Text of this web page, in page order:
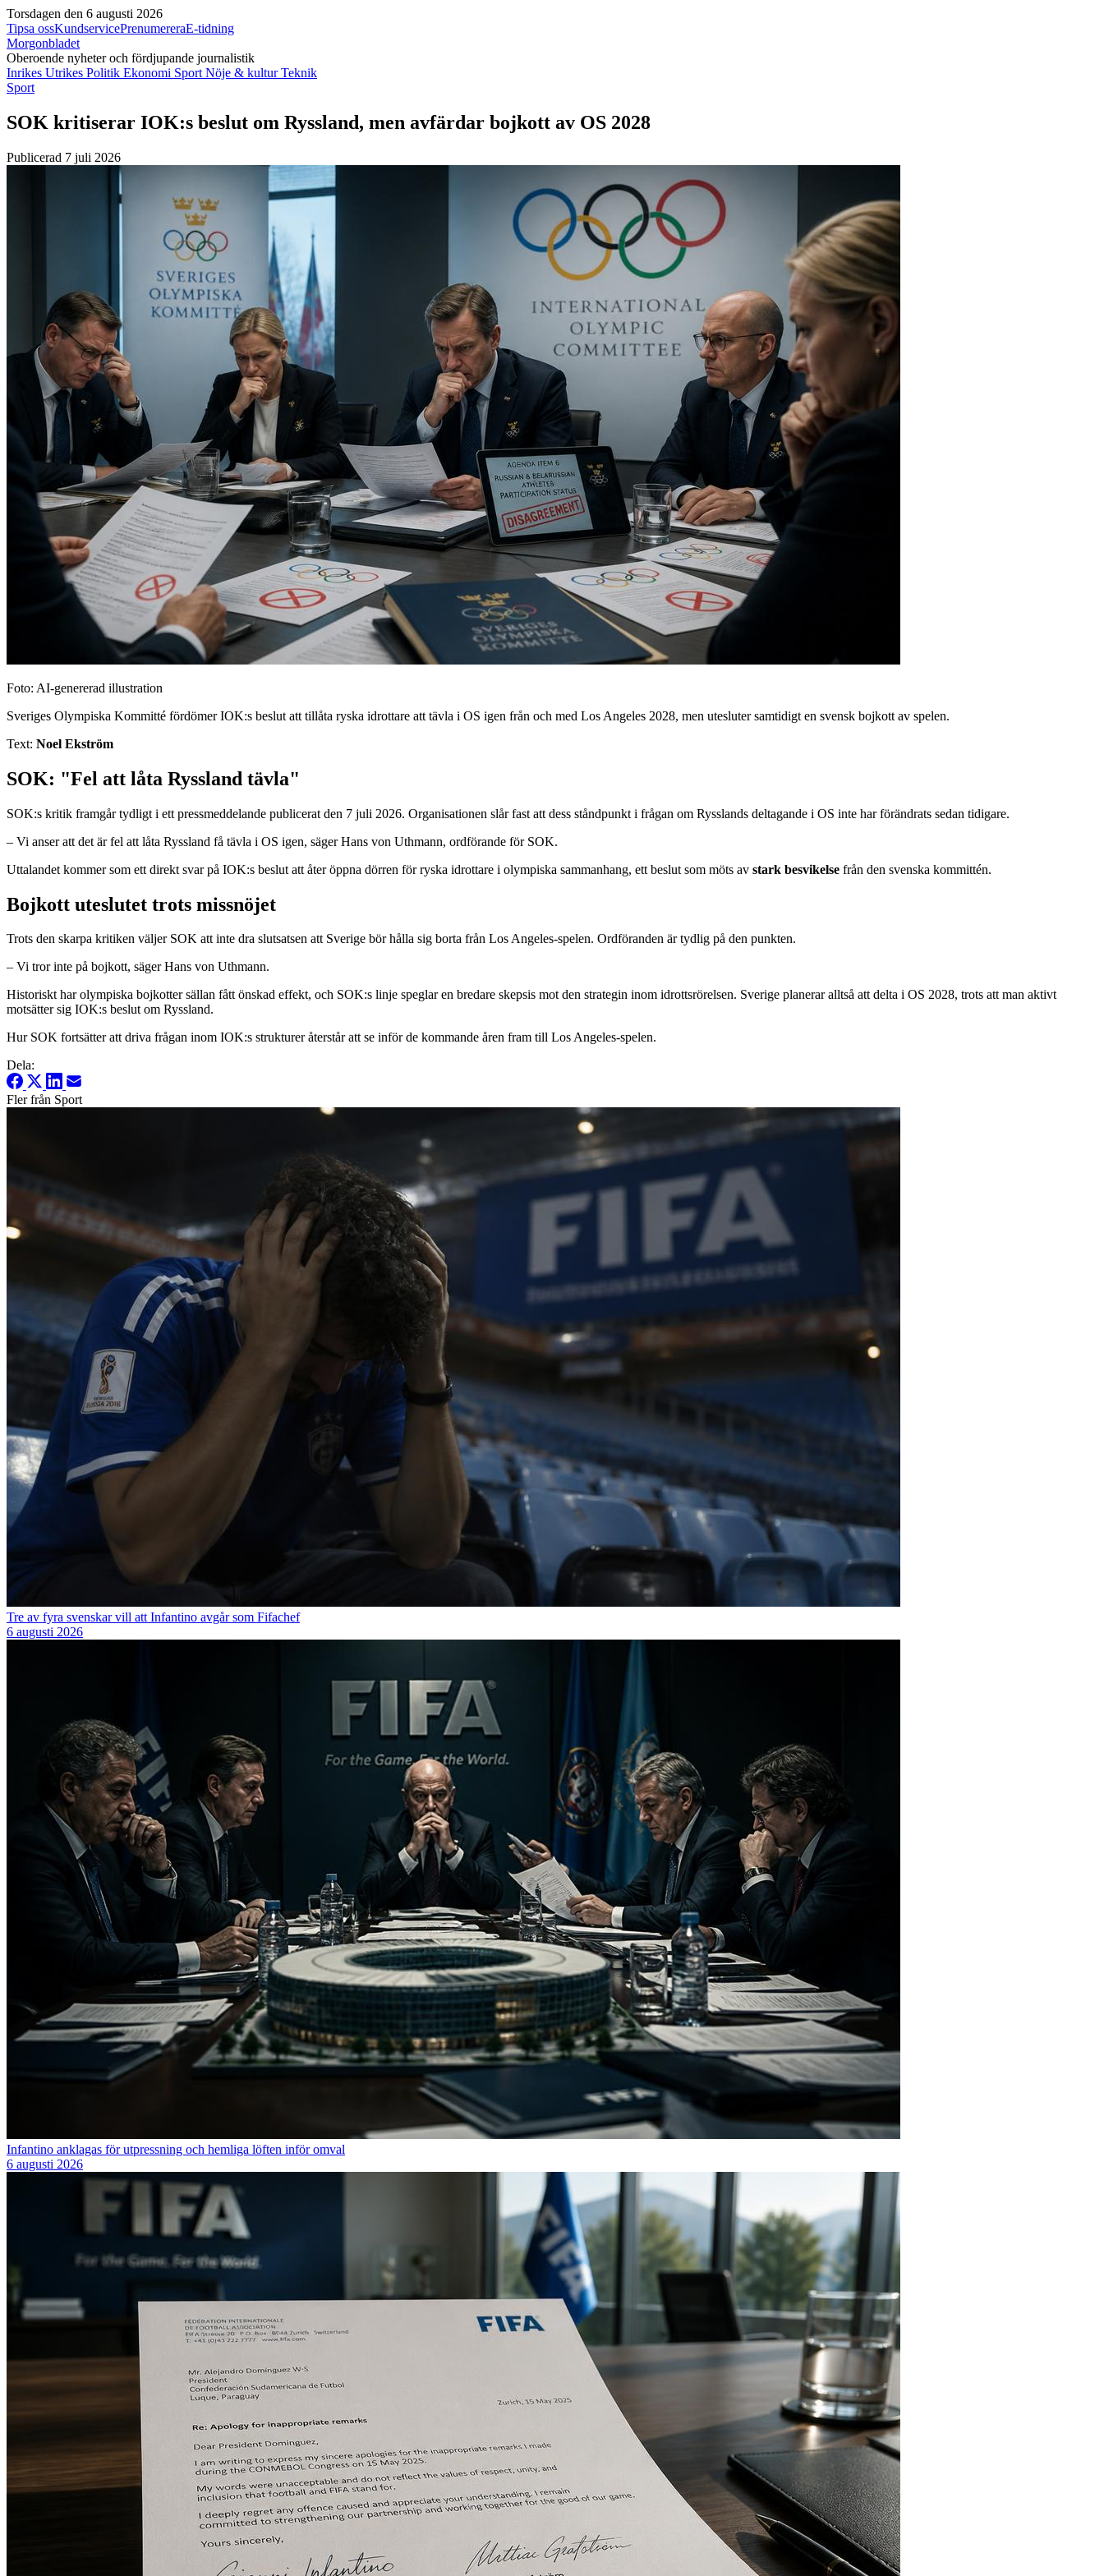
Torsdagen den 6 augusti 2026
Tipsa ossKundservicePrenumereraE-tidning
Morgonbladet
Oberoende nyheter och fördjupande journalistik
Inrikes Utrikes Politik Ekonomi Sport Nöje & kulturTeknik
Sport
SOK kritiserar IOK:s beslut om Ryssland, men avfärdar bojkott av OS 2028
Publicerad 7 juli 2026
Foto: AI-genererad illustration
Sveriges Olympiska Kommitté fördömer IOK:s beslut att tillåta ryska idrottare att tävla i OS igen från och med Los Angeles 2028, men utesluter samtidigt en svensk bojkott av spelen.
Text: Noel Ekström
SOK: "Fel att låta Ryssland tävla"
SOK:s kritik framgår tydligt i ett pressmeddelande publicerat den 7 juli 2026. Organisationen slår fast att dess ståndpunkt i frågan om Rysslands deltagande i OS inte har förändrats sedan tidigare.
– Vi anser att det är fel att låta Ryssland få tävla i OS igen, säger Hans von Uthmann, ordförande för SOK.
Uttalandet kommer som ett direkt svar på IOK:s beslut att åter öppna dörren för ryska idrottare i olympiska sammanhang, ett beslut som möts av stark besvikelse från den svenska kommittén.
Bojkott uteslutet trots missnöjet
Trots den skarpa kritiken väljer SOK att inte dra slutsatsen att Sverige bör hålla sig borta från Los Angeles-spelen. Ordföranden är tydlig på den punkten.
– Vi tror inte på bojkott, säger Hans von Uthmann.
Historiskt har olympiska bojkotter sällan fått önskad effekt, och SOK:s linje speglar en bredare skepsis mot den strategin inom idrottsrörelsen. Sverige planerar alltså att delta i OS 2028, trots att man aktivt
motsätter sig IOK:s beslut om Ryssland.
Hur SOK fortsätter att driva frågan inom IOK:s strukturer återstår att se inför de kommande åren fram till Los Angeles-spelen.
Dela:
Fler från Sport
Tre av fyra svenskar vill att Infantino avgår som Fifachef
6 augusti 2026
Infantino anklagas för utpressning och hemliga löften inför omval
6 augusti 2026